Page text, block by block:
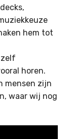
hem tot
zelf
horen.
mensen zijn
waar wij nog